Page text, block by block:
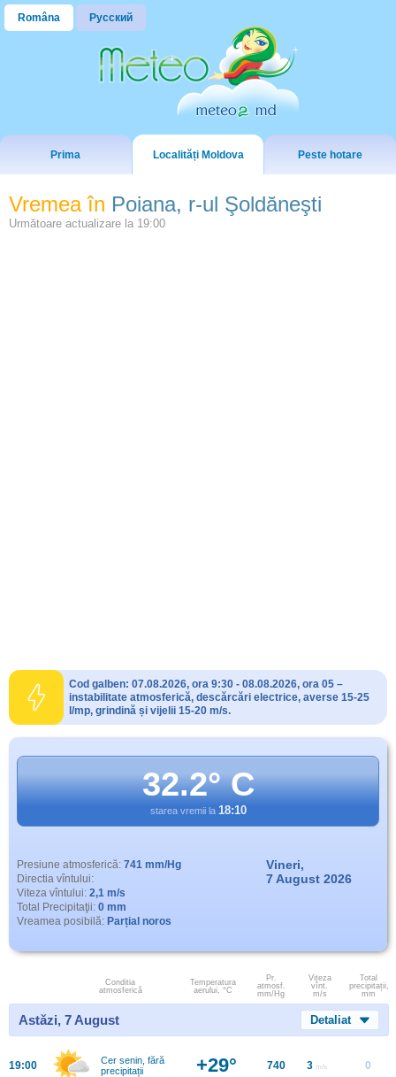
Româna Русский
Prima Localități Moldova Peste hotare
Vremea în Poiana, r-ul Şoldăneşti
Următoare actualizare la 19:00
Cod galben: 07.08.2026, ora 9:30 - 08.08.2026, ora 05 –
instabilitate atmosferică, descărcări electrice, averse 15-25
l/mp, grindină și vijelii 15-20 m/s.
32.2° C
starea vremii la 18:10
Presiune atmosferică: 741 mm/Hg
Directia vîntului:
Viteza vîntului: 2,1 m/s
Total Precipitaţii: 0 mm
Vreamea posibilă: Parțial noros
Vineri,
7 August 2026
Conditia
atmosferică
Temperatura
aerului, °C
Pr.
atmosf.
mm/Hg
Viteza
vînt.
m/s
Total
precipitații,
mm
Astăzi, 7 August Detaliat
19:00
Cer senin, fără
precipitații
+29° 740 3 m/s 0